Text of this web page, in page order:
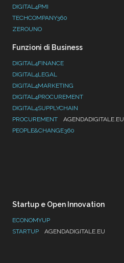
DIGITAL4PMI
TECHCOMPANY360
ZEROUNO
Funzioni di Business
DIGITAL4FINANCE
DIGITAL4LEGAL
DIGITAL4MARKETING
DIGITAL4PROCUREMENT
DIGITAL4SUPPLYCHAIN
PROCUREMENT
AGENDADIGITALE.EU
PEOPLE&CHANGE360
Startup e Open Innovation
ECONOMYUP
STARTUP
AGENDADIGITALE.EU